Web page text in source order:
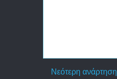
Νεότερη ανάρτηση